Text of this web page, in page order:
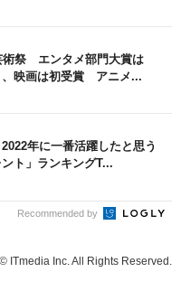
術祭 エンタメ部門大賞は
、映画は初受賞 アニメ...
2022年に一番活躍したと思う
ント」ランキングT...
Recommended by
ITmedia Inc. All Rights Reserved.